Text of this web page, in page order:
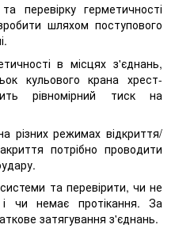
перевірку герметичності
шляхом поступового
в місцях з'єднань,
кульового крана хрест-
рівномірний тиск на
різних режимах відкриття/
потрібно проводити
та перевірити, чи не
чи немає протікання. За
затягування з'єднань.